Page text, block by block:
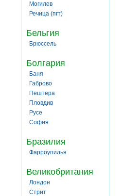
Могилев
Речица (пгт)
Бельгия
Брюссель
Болгария
Баня
Габрово
Пештера
Пловдив
Русе
София
Бразилия
Фарроупилья
Великобритания
Лондон
Стрит